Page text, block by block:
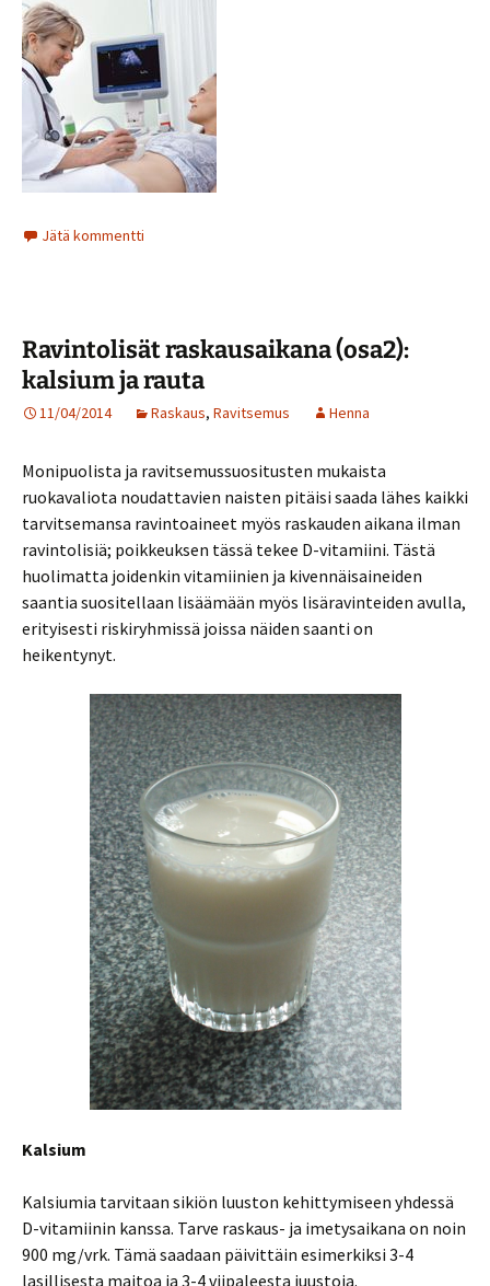
Jätä kommentti
Ravintolisät raskausaikana (osa2):
kalsium ja rauta
11/04/2014 Raskaus, Ravitsemus Henna
Monipuolista ja ravitsemussuositusten mukaista
ruokavaliota noudattavien naisten pitäisi saada lähes kaikki
tarvitsemansa ravintoaineet myös raskauden aikana ilman
ravintolisiä; poikkeuksen tässä tekee D-vitamiini. Tästä
huolimatta joidenkin vitamiinien ja kivennäisaineiden
saantia suositellaan lisäämään myös lisäravinteiden avulla,
erityisesti riskiryhmissä joissa näiden saanti on
heikentynyt.
Kalsium
Kalsiumia tarvitaan sikiön luuston kehittymiseen yhdessä
D-vitamiinin kanssa. Tarve raskaus- ja imetysaikana on noin
900 mg/vrk. Tämä saadaan päivittäin esimerkiksi 3-4
lasillisesta maitoa ja 3-4 viipaleesta juustoja.